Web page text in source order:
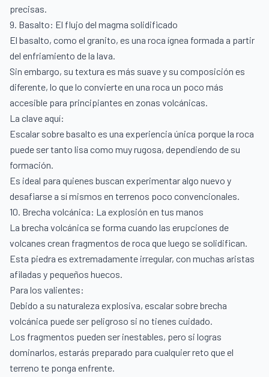
precisas.
9. Basalto: El flujo del magma solidificado
El basalto, como el granito, es una roca ígnea formada a partir
del enfriamiento de la lava.
Sin embargo, su textura es más suave y su composición es
diferente, lo que lo convierte en una roca un poco más
accesible para principiantes en zonas volcánicas.
La clave aquí:
Escalar sobre basalto es una experiencia única porque la roca
puede ser tanto lisa como muy rugosa, dependiendo de su
formación.
Es ideal para quienes buscan experimentar algo nuevo y
desafiarse a sí mismos en terrenos poco convencionales.
10. Brecha volcánica: La explosión en tus manos
La brecha volcánica se forma cuando las erupciones de
volcanes crean fragmentos de roca que luego se solidifican.
Esta piedra es extremadamente irregular, con muchas aristas
afiladas y pequeños huecos.
Para los valientes:
Debido a su naturaleza explosiva, escalar sobre brecha
volcánica puede ser peligroso si no tienes cuidado.
Los fragmentos pueden ser inestables, pero si logras
dominarlos, estarás preparado para cualquier reto que el
terreno te ponga enfrente.